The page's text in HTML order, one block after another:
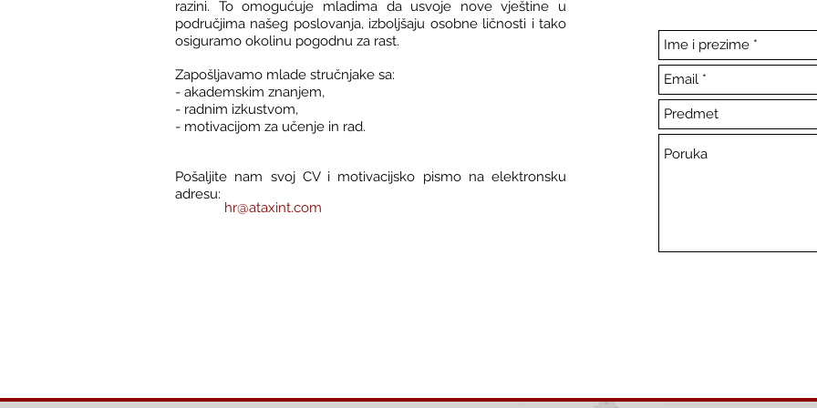
razini. To omogućuje mladima da usvoje nove vještine u
područjima našeg poslovanja, izboljšaju osobne ličnosti i tako
osiguramo okolinu pogodnu za rast.
Zapošljavamo mlade stručnjake sa:
- akademskim znanjem,
- radnim izkustvom,
- motivacijom za učenje in rad.
Pošaljite nam svoj CV i motivacijsko pismo na elektronsku
adresu:
hr@ataxint.com